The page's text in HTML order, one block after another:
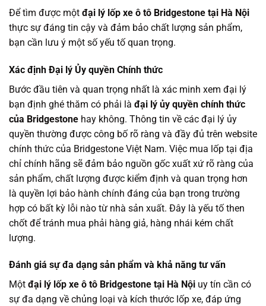
Để tìm được một đại lý lốp xe ô tô Bridgestone tại Hà Nội
thực sự đáng tin cậy và đảm bảo chất lượng sản phẩm,
bạn cần lưu ý một số yếu tố quan trọng.
Xác định Đại lý Ủy quyền Chính thức
Bước đầu tiên và quan trọng nhất là xác minh xem đại lý
bạn định ghé thăm có phải là đại lý ủy quyền chính thức
của Bridgestone hay không. Thông tin về các đại lý ủy
quyền thường được công bố rõ ràng và đầy đủ trên website
chính thức của Bridgestone Việt Nam. Việc mua lốp tại địa
chỉ chính hãng sẽ đảm bảo nguồn gốc xuất xứ rõ ràng của
sản phẩm, chất lượng được kiểm định và quan trọng hơn
là quyền lợi bảo hành chính đáng của bạn trong trường
hợp có bất kỳ lỗi nào từ nhà sản xuất. Đây là yếu tố then
chốt để tránh mua phải hàng giả, hàng nhái kém chất
lượng.
Đánh giá sự đa dạng sản phẩm và khả năng tư vấn
Một đại lý lốp xe ô tô Bridgestone tại Hà Nội uy tín cần có
sự đa dạng về chủng loại và kích thước lốp xe, đáp ứng